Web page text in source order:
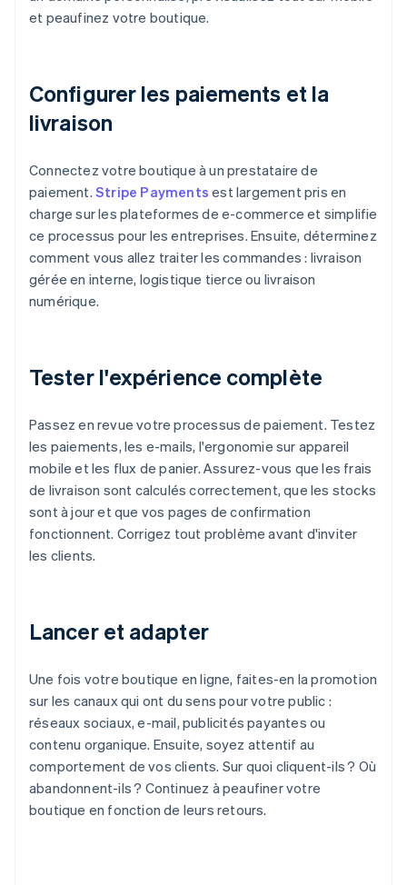
et peaufinez votre boutique.
Configurer les paiements et la
livraison
Connectez votre boutique à un prestataire de
paiement. Stripe Payments est largement pris en
charge sur les plateformes de e-commerce et simplifie
ce processus pour les entreprises. Ensuite, déterminez
comment vous allez traiter les commandes : livraison
gérée en interne, logistique tierce ou livraison
numérique.
Tester l'expérience complète
Passez en revue votre processus de paiement. Testez
les paiements, les e-mails, l'ergonomie sur appareil
mobile et les flux de panier. Assurez-vous que les frais
de livraison sont calculés correctement, que les stocks
sont à jour et que vos pages de confirmation
fonctionnent. Corrigez tout problème avant d'inviter
les clients.
Lancer et adapter
Une fois votre boutique en ligne, faites-en la promotion
sur les canaux qui ont du sens pour votre public :
réseaux sociaux, e-mail, publicités payantes ou
contenu organique. Ensuite, soyez attentif au
comportement de vos clients. Sur quoi cliquent-ils ? Où
abandonnent-ils ? Continuez à peaufiner votre
boutique en fonction de leurs retours.